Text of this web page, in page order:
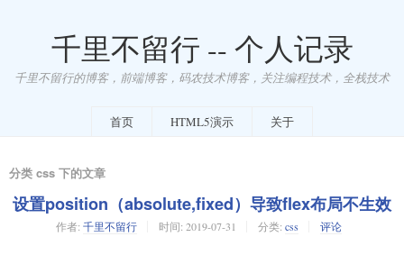
千里不留行 -- 个人记录
千里不留行的博客，前端博客，码农技术博客，关注编程技术，全栈技术
首页 HTML5演示 关于
分类 css 下的文章
设置position（absolute,fixed）导致flex布局不生效
作者: 千里不留行 时间: 2019-07-31 分类: css 评论